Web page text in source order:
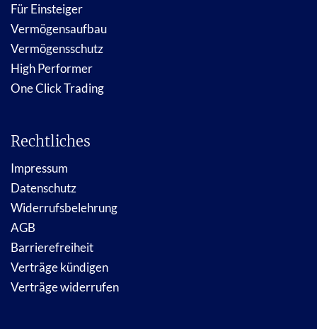
Für Einsteiger
Vermögensaufbau
Vermögensschutz
High Performer
One Click Trading
Rechtliches
Impressum
Datenschutz
Widerrufsbelehrung
AGB
Barrierefreiheit
Verträge kündigen
Verträge widerrufen